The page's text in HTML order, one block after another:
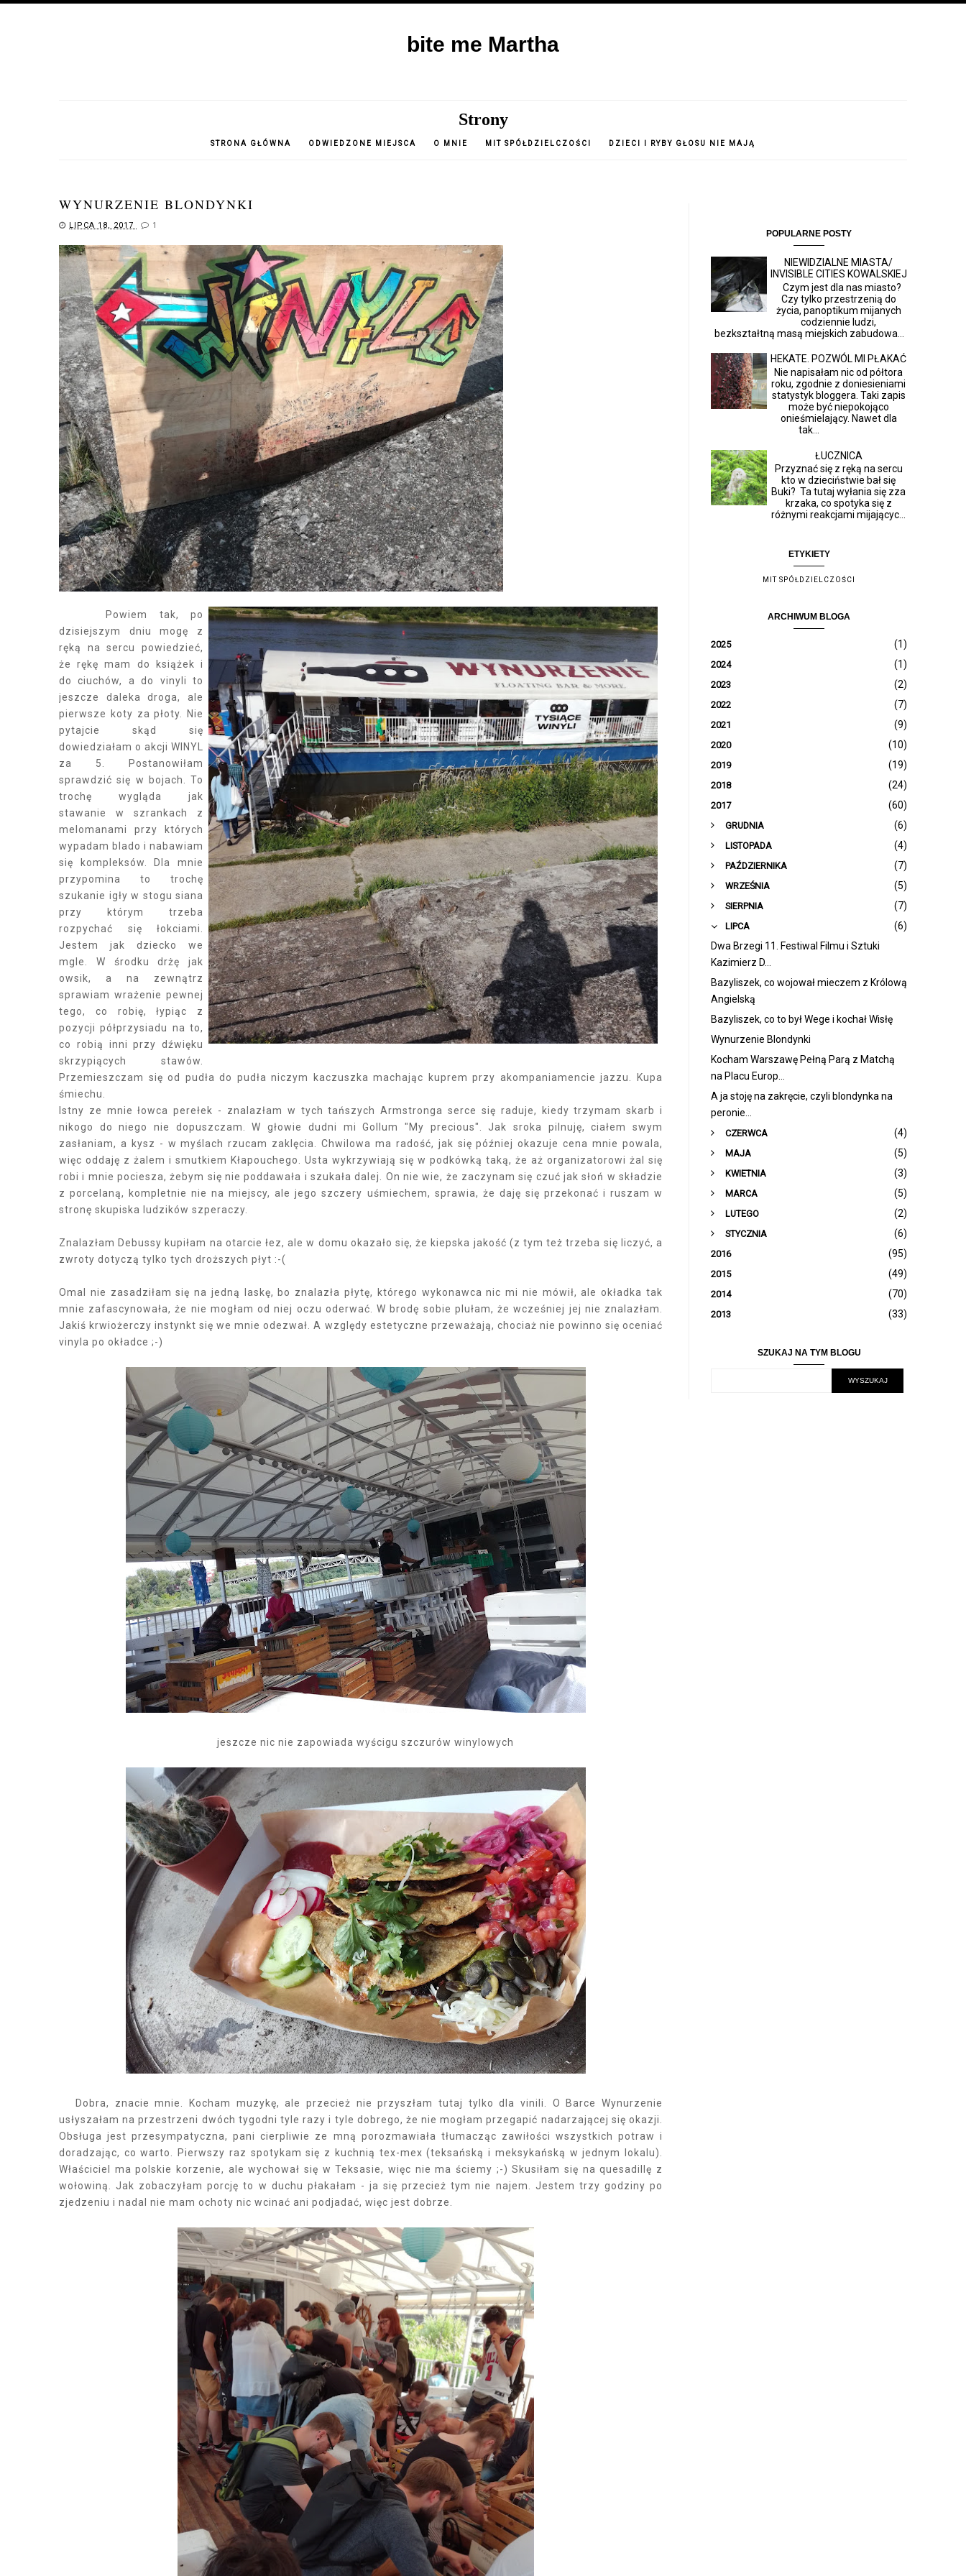
bite me Martha
Strony
STRONA GŁÓWNA ODWIEDZONE MIEJSCA O MNIE MIT SPÓŁDZIELCZOŚCI DZIECI I RYBY GŁOSU NIE MAJĄ
WYNURZENIE BLONDYNKI
LIPCA 18, 2017 1
Powiem tak, po
dzisiejszym dniu mogę z
ręką na sercu powiedzieć,
że rękę mam do książek i
do ciuchów, a do vinyli to
jeszcze daleka droga, ale
pierwsze koty za płoty. Nie
pytajcie skąd się
dowiedziałam o akcji WINYL
za 5. Postanowiłam
sprawdzić się w bojach. To
trochę wygląda jak
stawanie w szrankach z
melomanami przy których
wypadam blado i nabawiam
się kompleksów. Dla mnie
przypomina to trochę
szukanie igły w stogu siana
przy którym trzeba
rozpychać się łokciami.
Jestem jak dziecko we
mgle. W środku drżę jak
owsik, a na zewnątrz
sprawiam wrażenie pewnej
tego, co robię, łypiąc z
pozycji półprzysiadu na to,
co robią inni przy dźwięku
skrzypiących stawów.
Przemieszczam się od pudła do pudła niczym kaczuszka machając kuprem przy akompaniamencie jazzu. Kupa
śmiechu.
Istny ze mnie łowca perełek - znalazłam w tych tańszych Armstronga serce się raduje, kiedy trzymam skarb i
nikogo do niego nie dopuszczam. W głowie dudni mi Gollum "My precious". Jak sroka pilnuję, ciałem swym
zasłaniam, a kysz - w myślach rzucam zaklęcia. Chwilowa ma radość, jak się później okazuje cena mnie powala,
więc oddaję z żalem i smutkiem Kłapouchego. Usta wykrzywiają się w podkówką taką, że aż organizatorowi żal się
robi i mnie pociesza, żebym się nie poddawała i szukała dalej. On nie wie, że zaczynam się czuć jak słoń w składzie
z porcelaną, kompletnie nie na miejscy, ale jego szczery uśmiechem, sprawia, że daję się przekonać i ruszam w
stronę skupiska ludzików szperaczy.
Znalazłam Debussy kupiłam na otarcie łez, ale w domu okazało się, że kiepska jakość (z tym też trzeba się liczyć, a
zwroty dotyczą tylko tych droższych płyt :-(
Omal nie zasadziłam się na jedną laskę, bo znalazła płytę, którego wykonawca nic mi nie mówił, ale okładka tak
mnie zafascynowała, że nie mogłam od niej oczu oderwać. W brodę sobie plułam, że wcześniej jej nie znalazłam.
Jakiś krwiożerczy instynkt się we mnie odezwał. A względy estetyczne przeważają, chociaż nie powinno się oceniać
vinyla po okładce ;-)
jeszcze nic nie zapowiada wyścigu szczurów winylowych
Dobra, znacie mnie. Kocham muzykę, ale przecież nie przyszłam tutaj tylko dla vinili. O Barce Wynurzenie
usłyszałam na przestrzeni dwóch tygodni tyle razy i tyle dobrego, że nie mogłam przegapić nadarzającej się okazji.
Obsługa jest przesympatyczna, pani cierpliwie ze mną porozmawiała tłumacząc zawiłości wszystkich potraw i
doradzając, co warto. Pierwszy raz spotykam się z kuchnią tex-mex (teksańską i meksykańską w jednym lokalu).
Właściciel ma polskie korzenie, ale wychował się w Teksasie, więc nie ma ściemy ;-) Skusiłam się na quesadillę z
wołowiną. Jak zobaczyłam porcję to w duchu płakałam - ja się przecież tym nie najem. Jestem trzy godziny po
zjedzeniu i nadal nie mam ochoty nic wcinać ani podjadać, więc jest dobrze.
POPULARNE POSTY
NIEWIDZIALNE MIASTA/
INVISIBLE CITIES KOWALSKIEJ
Czym jest dla nas miasto?
Czy tylko przestrzenią do
życia, panoptikum mijanych
codziennie ludzi,
bezkształtną masą miejskich zabudowa...
HEKATE. POZWÓL MI PŁAKAĆ
Nie napisałam nic od półtora
roku, zgodnie z doniesieniami
statystyk bloggera. Taki zapis
może być niepokojąco
onieśmielający. Nawet dla
tak...
ŁUCZNICA
Przyznać się z ręką na sercu
kto w dzieciństwie bał się
Buki? Ta tutaj wyłania się zza
krzaka, co spotyka się z
różnymi reakcjami mijającyc...
ETYKIETY
MIT SPÓŁDZIELCZOŚCI
ARCHIWUM BLOGA
2025 (1)
2024 (1)
2023 (2)
2022 (7)
2021 (9)
2020 (10)
2019 (19)
2018 (24)
2017 (60)
GRUDNIA (6)
LISTOPADA (4)
PAŹDZIERNIKA (7)
WRZEŚNIA (5)
SIERPNIA (7)
LIPCA
(6)
Dwa Brzegi 11. Festiwal Filmu i Sztuki
Kazimierz D...
Bazyliszek, co wojował mieczem z Królową
Angielską
Bazyliszek, co to był Wege i kochał Wisłę
Wynurzenie Blondynki
Kocham Warszawę Pełną Parą z Matchą
na Placu Europ...
A ja stoję na zakręcie, czyli blondynka na
peronie...
CZERWCA (4)
MAJA (5)
KWIETNIA (3)
MARCA (5)
LUTEGO (2)
STYCZNIA (6)
2016 (95)
2015 (49)
2014 (70)
2013 (33)
SZUKAJ NA TYM BLOGU